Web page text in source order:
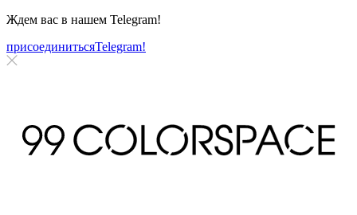
Ждем вас в нашем Telegram!
присоединитьсяTelegram!